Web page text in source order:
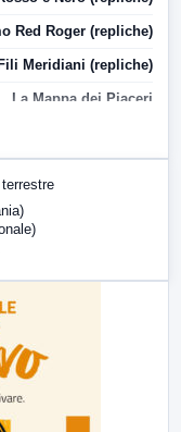
Red Roger (repliche)
Fili Meridiani (repliche)
La Mappa dei Piaceri